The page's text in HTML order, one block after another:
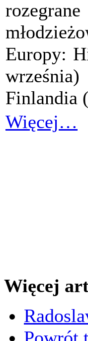
Europy:
Finlandia
Więcej…
Więcej